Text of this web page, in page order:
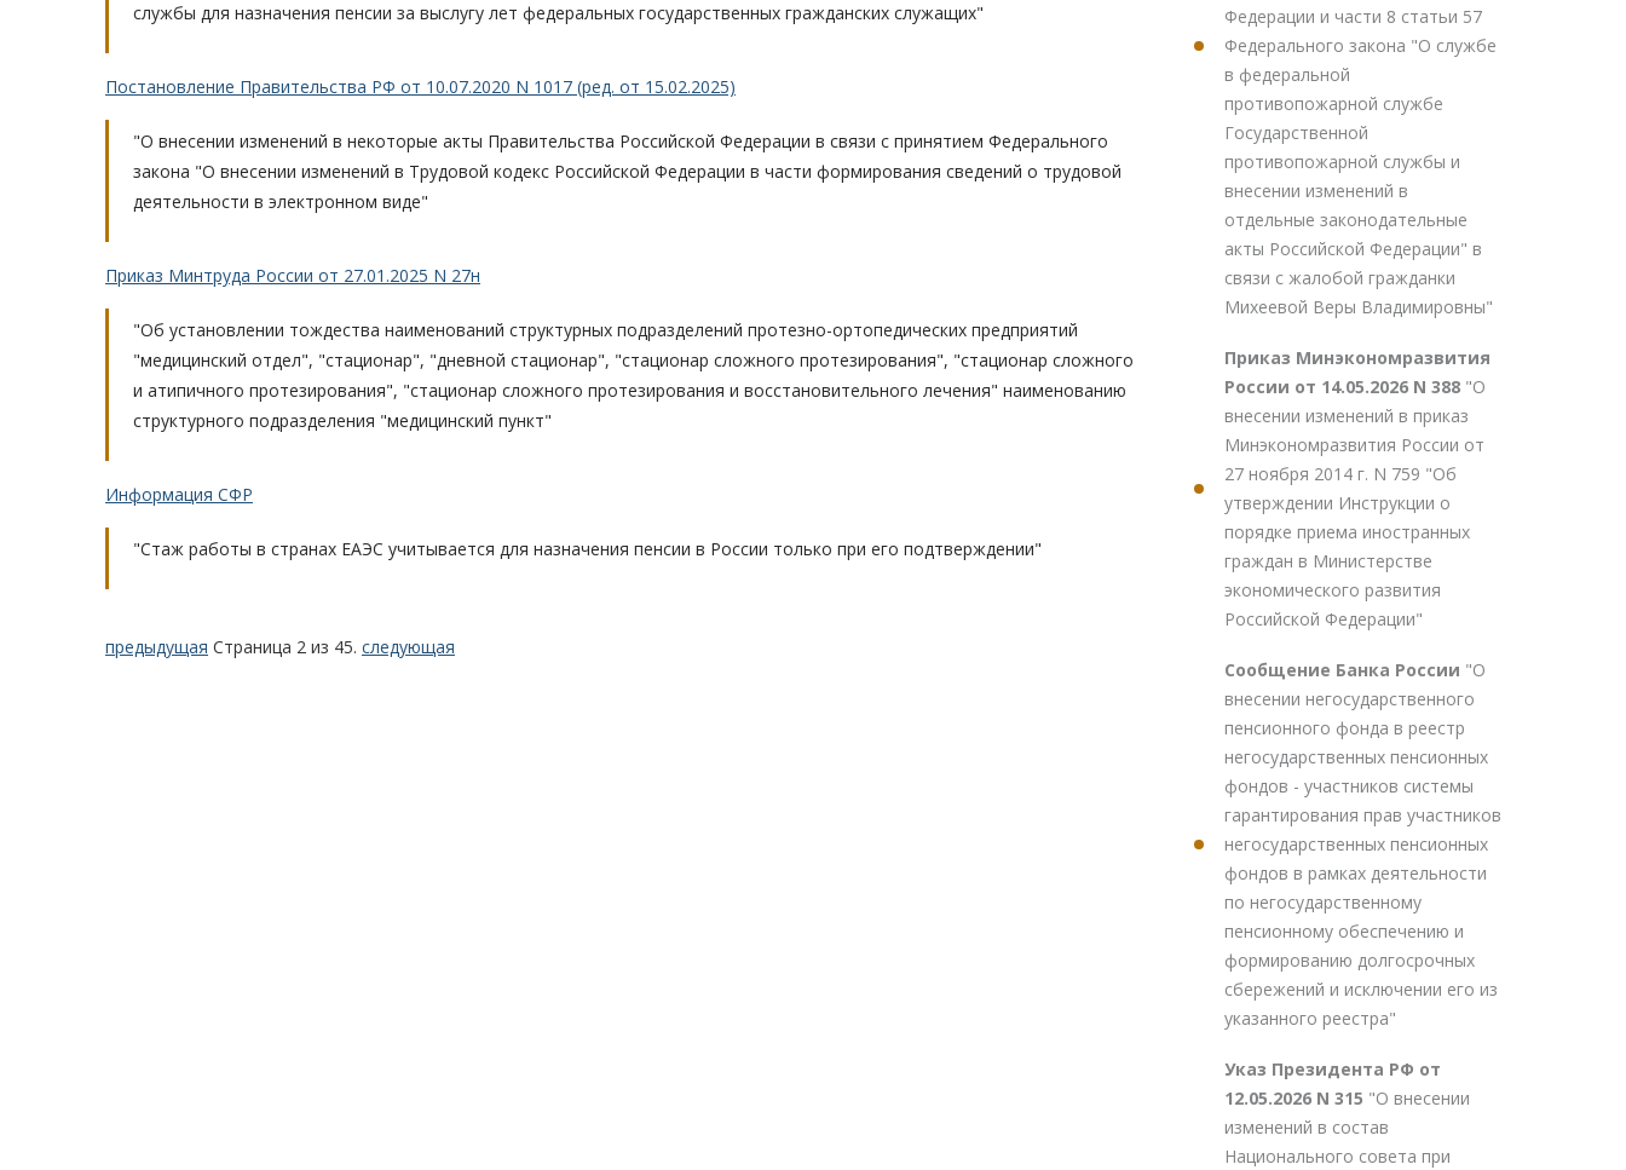
службы для назначения пенсии за выслугу лет федеральных государственных гражданских служащих"
Постановление Правительства РФ от 10.07.2020 N 1017 (ред. от 15.02.2025)
"О внесении изменений в некоторые акты Правительства Российской Федерации в связи с принятием Федерального
закона "О внесении изменений в Трудовой кодекс Российской Федерации в части формирования сведений о трудовой
деятельности в электронном виде"
Приказ Минтруда России от 27.01.2025 N 27н
"Об установлении тождества наименований структурных подразделений протезно-ортопедических предприятий
"медицинский отдел", "стационар", "дневной стационар", "стационар сложного протезирования", "стационар сложного
и атипичного протезирования", "стационар сложного протезирования и восстановительного лечения" наименованию
структурного подразделения "медицинский пункт"
Информация СФР
"Стаж работы в странах ЕАЭС учитывается для назначения пенсии в России только при его подтверждении"
предыдущая Страница 2 из 45. следующая
Федерации и части 8 статьи 57
Федерального закона "О службе
в федеральной
противопожарной службе
Государственной
противопожарной службы и
внесении изменений в
отдельные законодательные
акты Российской Федерации" в
связи с жалобой гражданки
Михеевой Веры Владимировны"
Приказ Минэкономразвития
России от 14.05.2026 N 388 "О
внесении изменений в приказ
Минэкономразвития России от
27 ноября 2014 г. N 759 "Об
утверждении Инструкции о
порядке приема иностранных
граждан в Министерстве
экономического развития
Российской Федерации"
Сообщение Банка России "О
внесении негосударственного
пенсионного фонда в реестр
негосударственных пенсионных
фондов - участников системы
гарантирования прав участников
негосударственных пенсионных
фондов в рамках деятельности
по негосударственному
пенсионному обеспечению и
формированию долгосрочных
сбережений и исключении его из
указанного реестра"
Указ Президента РФ от
12.05.2026 N 315 "О внесении
изменений в состав
Национального совета при